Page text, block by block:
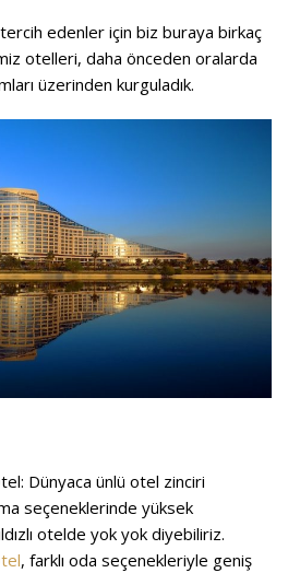
edenler için biz buraya birkaç
otelleri, daha önceden oralarda
üzerinden kurguladık.
Dünyaca ünlü otel zinciri
seçeneklerinde yüksek
otelde yok yok diyebiliriz.
, farklı oda seçenekleriyle geniş